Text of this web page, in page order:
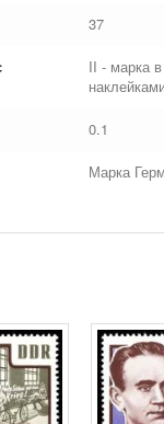
37
II - марка
0.1
Марка